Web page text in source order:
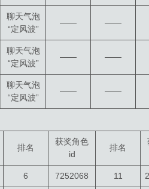
聊天气泡
“定风波”
—— ——
聊天气泡
“定风波”
—— ——
聊天气泡
“定风波”
—— ——
排名
获奖角色
id
排名
6 7252068 11